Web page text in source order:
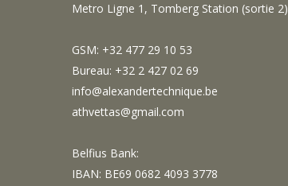
Metro Ligne 1, Tomberg Station (sortie 2)
GSM: +32 477 29 10 53
Bureau: +32 2 427 02 69
info@alexandertechnique.be
athvettas@gmail.com
Belfius Bank:
IBAN: BE69 0682 4093 3778